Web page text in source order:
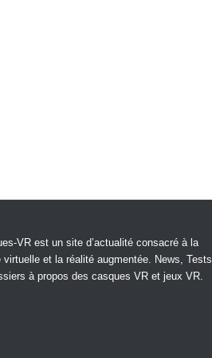
VR est un site d’actualité consacré à la
virtuelle et la réalité augmentée. News, Tests
à propos des casques VR et jeux VR.